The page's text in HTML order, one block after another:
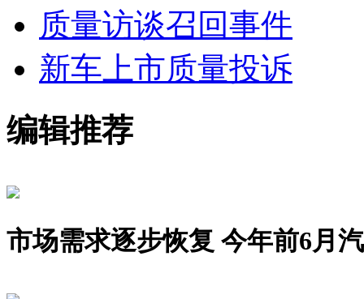
质量访谈召回事件
新车上市质量投诉
编辑推荐
市场需求逐步恢复 今年前6月